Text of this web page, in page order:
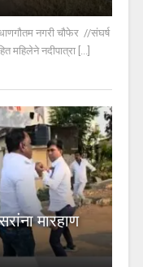
नगरी चौफेर //संघर्ष
महिलेने नदीपात्रा [...]
मारहाण